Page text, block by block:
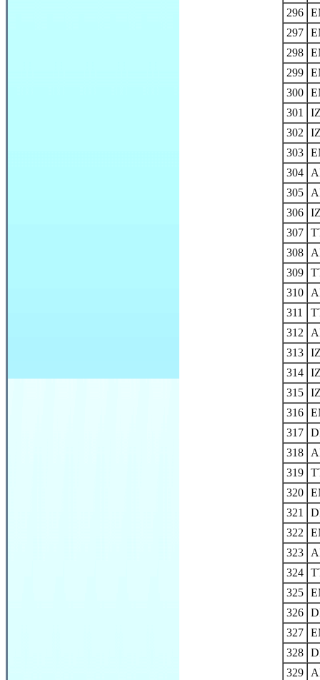
296
297
298
299
300
301
302
303
304
305
306
307
308
309
310
311
312
313
314
315
316
317
318
319
320
321
322
323
324
325
326
327
328
329